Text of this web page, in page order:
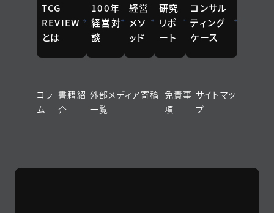
TCG
REVIEW
とは
100年
経営対
談
経営
メソ
ッド
研究
リポ
ート
コンサル
ティング
ケース
コラ
ム
書籍紹
介
外部メディア寄稿
一覧
免責事
項
サイトマッ
プ